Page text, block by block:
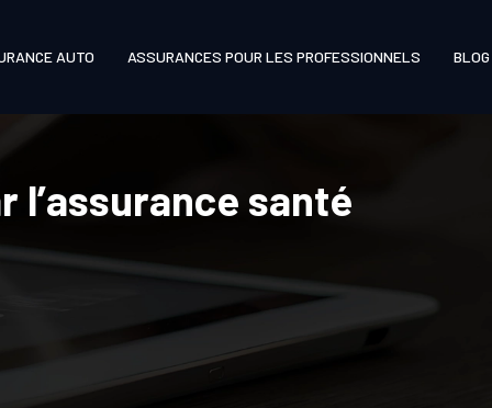
AUTO ASSURANCES POUR LES PROFESSIONNELS BLOG
l’assurance santé